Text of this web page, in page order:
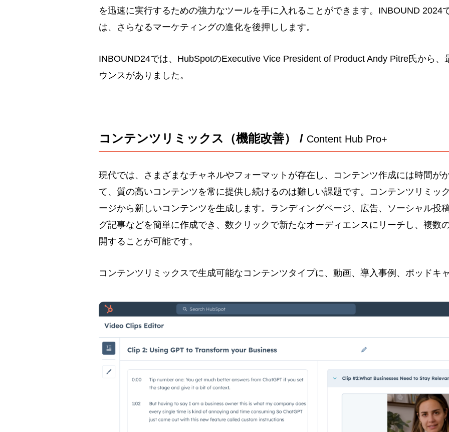
を迅速に実行するための強力なツールを手に入れることができます。 INBOUND 2024
は、さらなるマーケティングの進化を後押しします。
INBOUND24では、HubSpotのExecutive Vice President of Product Andy Pitre氏から
ウンスがありました。
コンテンツリミックス（機能改善） / Content Hub Pro+
現代では、さまざまなチャネルやフォーマットが存在し、コンテンツ作成には時間が
て、質の高いコンテンツを常に提供し続けるのは難しい課題です。コンテンツリミッ
ージから新しいコンテンツを生成します。ランディングページ、広告、ソーシャル投
グ記事などを簡単に作成でき、数クリックで新たなオーディエンスにリーチし、複数
開することが可能です。
コンテンツリミックスで生成可能なコンテンツタイプに、動画、導入事例、ポッドキ